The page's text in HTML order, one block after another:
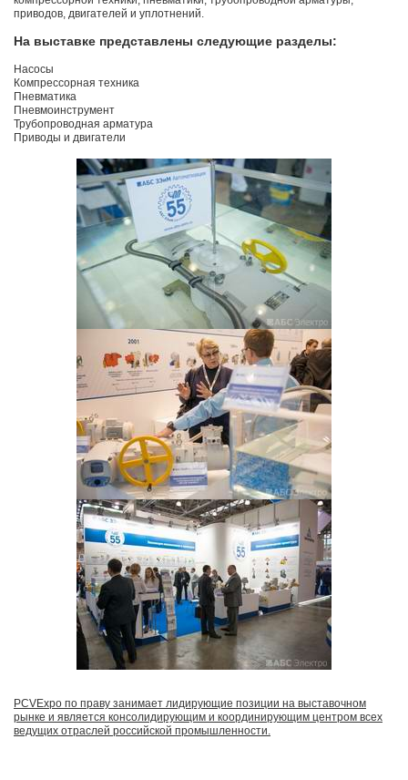
приводов, двигателей и уплотнений.
На выставке представлены следующие разделы:
Насосы
Компрессорная техника
Пневматика
Пневмоинструмент
Трубопроводная арматура
Приводы и двигатели
PCVExpo по праву занимает лидирующие позиции на выставочном
рынке и является консолидирующим и координирующим центром всех
ведущих отраслей российской промышленности.